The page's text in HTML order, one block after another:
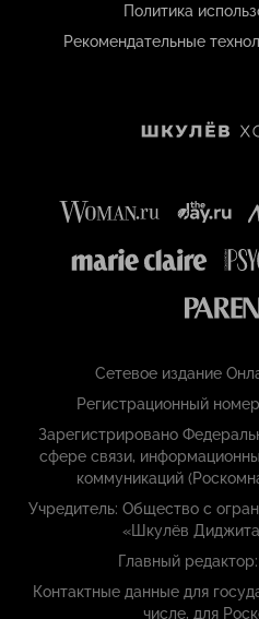
Политика
Рекомендательные
Сетевое издание
Регистрационный
Зарегистрировано
сфере связи,
коммуникаций
Учредитель: Общество с
«Шкулёв
Главный
Контактные данные для
числе, для